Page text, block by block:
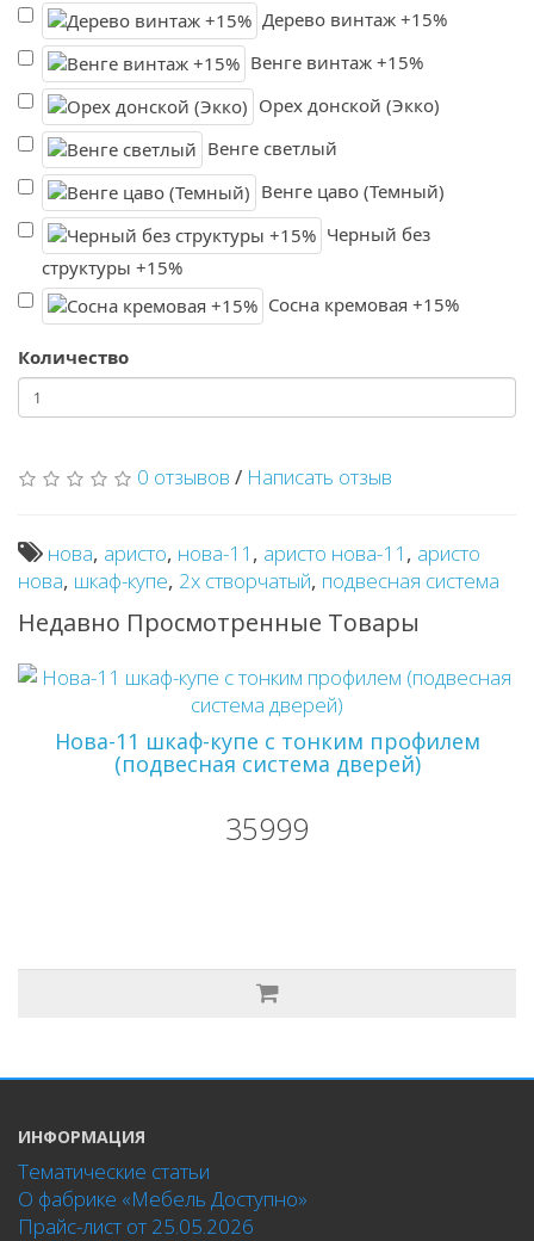
Дерево винтаж +15%
Венге винтаж +15%
Орех донской (Экко)
Венге светлый
Венге цаво (Темный)
Черный без
структуры +15%
Сосна кремовая +15%
Количество
0 отзывов / Написать отзыв
нова, аристо, нова-11 , аристо нова-11 , аристо
нова, шкаф-купе, 2х створчатый, подвесная система
Недавно Просмотренные Товары
Нова-11 шкаф-купе с тонким профилем
(подвесная система дверей)
35999
ИНФОРМАЦИЯ
Тематические статьи
О фабрике «Мебель Доступно»
Прайс-лист от 25.05.2026